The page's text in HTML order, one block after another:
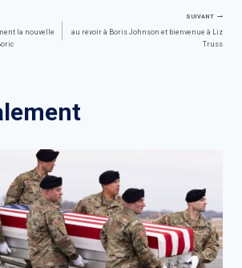
la nouvelle
SUIVANT
au revoir à Boris Johnson et bienvenue à Liz
Truss